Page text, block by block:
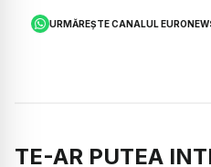
URMĂREȘTE CANALUL
TE-AR PUTEA